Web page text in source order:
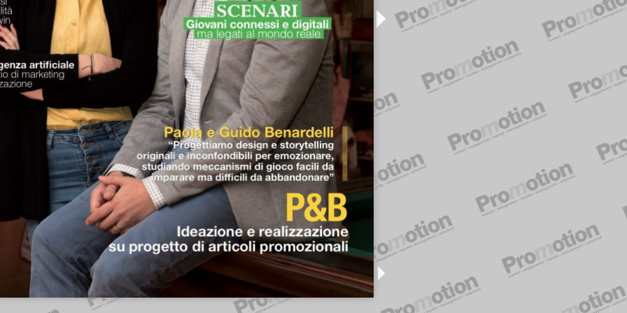
artificiale
di marketing
SCENARI
Giovani
connessi e digitali
ma legati al mondo reale
P&B
Ideazione e
realizzazione
su
progetto di articoli promozionali
Paola e Guido
Benardelli
“Progettiamo
design e storytelling
originali e inconfondibili per emozionare,
studiando
meccanismi di gioco facili da
imparare
ma difficili da abbandonare”